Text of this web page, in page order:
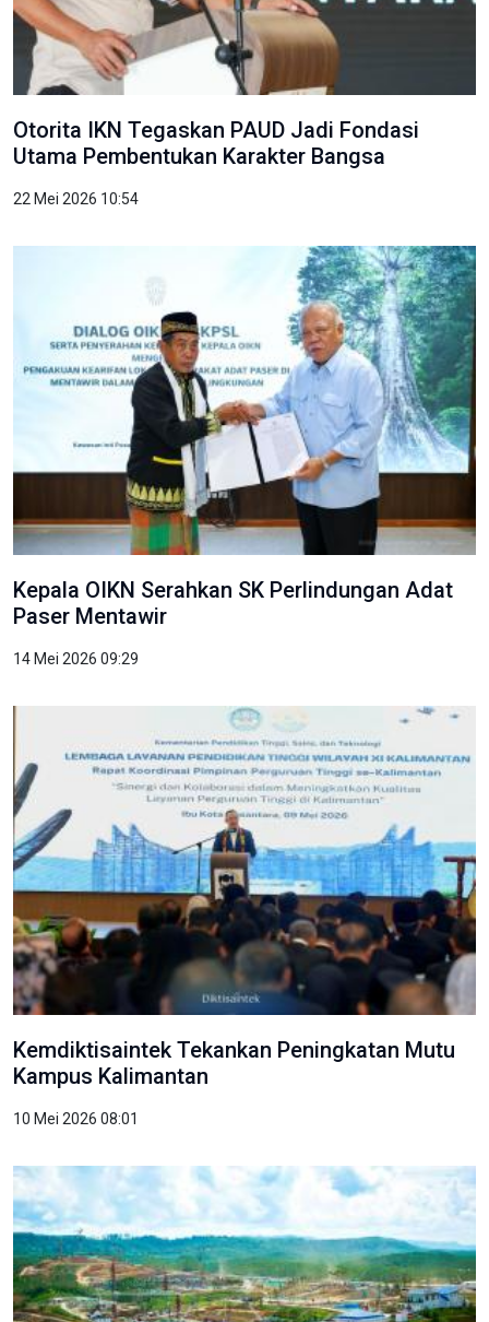
Otorita IKN Tegaskan PAUD Jadi Fondasi
Utama Pembentukan Karakter Bangsa
22 Mei 2026 10:54
Kepala OIKN Serahkan SK Perlindungan Adat
Paser Mentawir
14 Mei 2026 09:29
Kemdiktisaintek Tekankan Peningkatan Mutu
Kampus Kalimantan
10 Mei 2026 08:01